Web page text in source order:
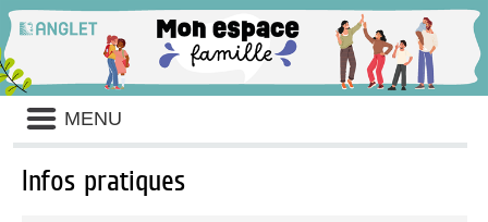
Liste
des
avertissements
MENU
Infos pratiques